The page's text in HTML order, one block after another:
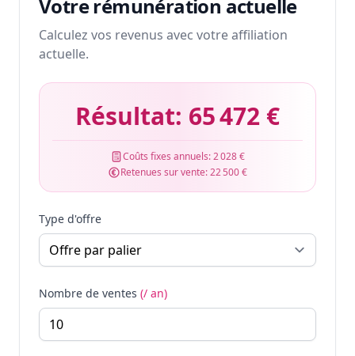
Votre rémunération actuelle
Calculez vos revenus avec votre affiliation
actuelle.
Résultat: 65 472 €
Coûts fixes annuels:2 028 €
Retenues sur vente:22 500 €
Type d'offre
Nombre de ventes (/ an)